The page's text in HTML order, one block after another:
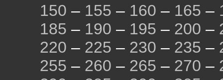
150 – 155 – 160 – 165 –
185 – 190 – 195 – 200 –
220 – 225 – 230 – 235 –
255 – 260 – 265 – 270 –